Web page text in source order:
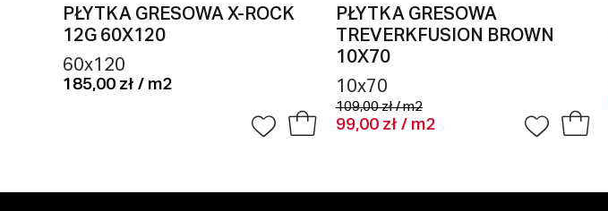
PŁYTKA GRESOWA X-ROCK
12G 60X120
60x120
185,00 zł / m2
PŁYTKA GRESOWA
TREVERKFUSION BROWN
10X70
10x70
109,00 zł / m2
99,00 zł / m2